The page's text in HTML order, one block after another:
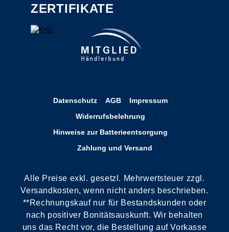
ZERTIFIKATE
Datenschutz AGB
Impressum
Widerrufsbelehrung
Hinweise zur Batterieentsorgung
Zahlung und Versand
Alle Preise exkl. gesetzl. Mehrwertsteuer zzgl.
Versandkosten, wenn nicht anders beschrieben.
**Rechnungskauf nur für Bestandskunden oder
nach positiver Bonitätsauskunft. Wir behalten
uns das Recht vor, die Bestellung auf Vorkasse